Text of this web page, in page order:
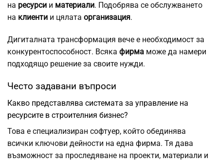
на ресурси и материали. Подобрява се обслужването
на клиенти и цялата организация.
Дигиталната трансформация вече е необходимост за
конкурентоспособност. Всяка фирма може да намери
подходящо решение за своите нужди.
Често задавани въпроси
Какво представлява системата за управление на
ресурсите в строителния бизнес?
Това е специализиран софтуер, който обединява
всички ключови дейности на една фирма. Тя дава
възможност за проследяване на проекти, материали и